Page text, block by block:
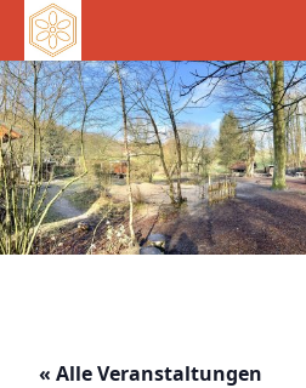
« Alle Veranstaltungen